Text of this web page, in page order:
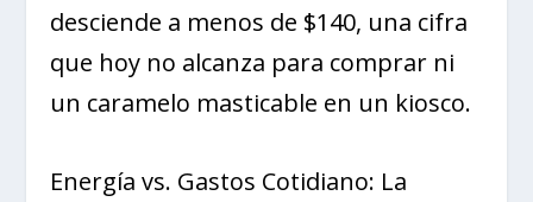
desciende a menos de $140, una cifra
que hoy no alcanza para comprar ni
un caramelo masticable en un kiosco.
Energía vs. Gastos Cotidiano: La